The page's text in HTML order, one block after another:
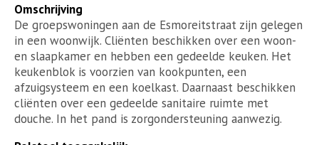
Omschrijving
De groepswoningen aan de Esmoreitstraat zijn gelegen
in een woonwijk. Cliënten beschikken over een woon-
en slaapkamer en hebben een gedeelde keuken. Het
keukenblok is voorzien van kookpunten, een
afzuigsysteem en een koelkast. Daarnaast beschikken
cliënten over een gedeelde sanitaire ruimte met
douche. In het pand is zorgondersteuning aanwezig.